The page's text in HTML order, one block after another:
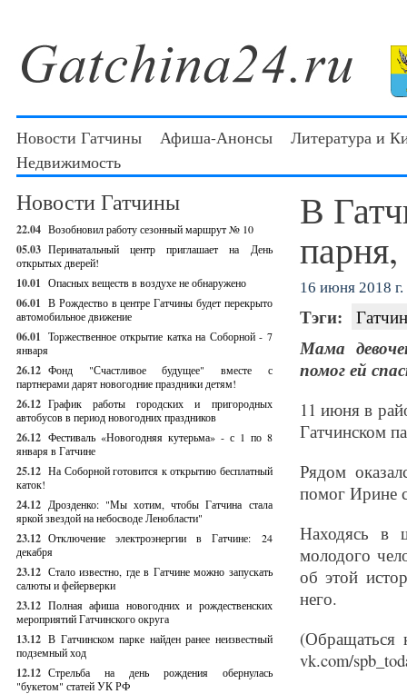
Новости Гатчины Афиша-Анонсы
Литература и
Недвижимость
Новости Гатчины
22.04 Возобновил работу сезонный маршрут № 10
05.03 Перинатальный центр приглашает на День
открытых дверей!
10.01 Опасных веществ в воздухе не обнаружено
06.01 В Рождество в центре Гатчины будет перекрыто
автомобильное движение
06.01 Торжественное открытие катка на Соборной - 7
января
26.12 Фонд "Счастливое будущее" вместе с
партнерами дарят новогодние праздники детям!
26.12 График работы городских и пригородных
автобусов в период новогодних праздников
26.12 Фестиваль «Новогодняя кутерьма» - с 1 по 8
января в Гатчине
25.12 На Соборной готовится к открытию бесплатный
каток!
24.12 Дрозденко: "Мы хотим, чтобы Гатчина стала
яркой звездой на небосводе Ленобласти"
23.12 Отключение электроэнергии в Гатчине: 24
декабря
23.12 Стало известно, где в Гатчине можно запускать
салюты и фейерверки
23.12 Полная афиша новогодних и рождественских
мероприятий Гатчинского округа
13.12 В Гатчинском парке найден ранее неизвестный
подземный ход
12.12 Стрельба на день рождения обернулась
"букетом" статей УК РФ
В
16 июня 2018 г.
Тэги:
Мама
помог ей
11 июня в
Гатчинском
Рядом
помог Ирине
Находясь в
молодого
об этой
него.
vk.com/